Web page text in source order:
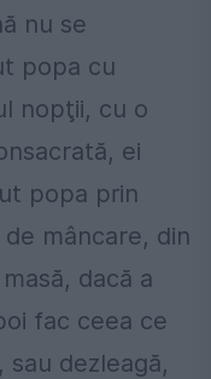
nu se
popa cu
nopţii, cu o
ei
popa prin
mâncare, din
dacă a
fac ceea ce
sau dezleagă,